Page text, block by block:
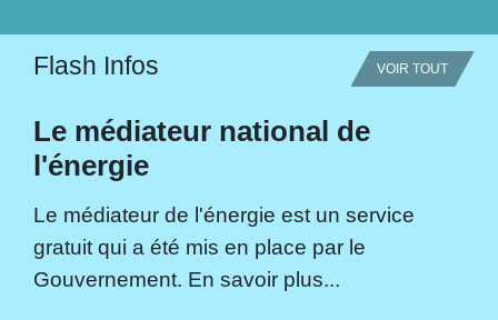
Flash Infos VOIR TOUT
Le médiateur national de
l'énergie
Le médiateur de l'énergie est un service
gratuit qui a été mis en place par le
Gouvernement. En savoir plus...